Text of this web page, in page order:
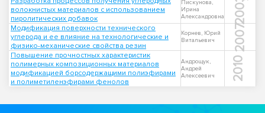
волокнистых материалов с использованием
пиролитических добавок
Пискунова,
Ирина
Александровна
2003
Модификация поверхности технического
углерода и ее влияние на технологические и
физико-механические свойства резин
Корнев, Юрий
Витальевич
2007
Повышение прочностных характеристик
полимерных композиционных материалов
модификацией борсодержащими полиэфирами
и полиметиленэфирами фенолов
Андрощук,
Андрей
Алексеевич
2010